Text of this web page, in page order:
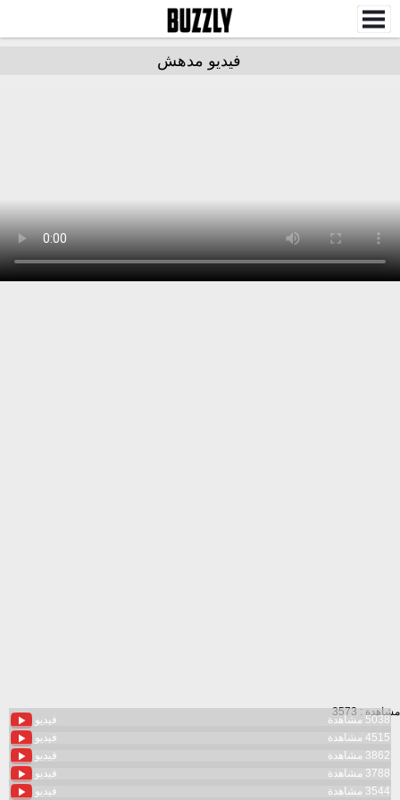
فيديو مدهش
مشاهدة : 3573
فيديو
5038 مشاهدة
فيديو
4515 مشاهدة
فيديو
3862 مشاهدة
فيديو
3788 مشاهدة
فيديو
3544 مشاهدة